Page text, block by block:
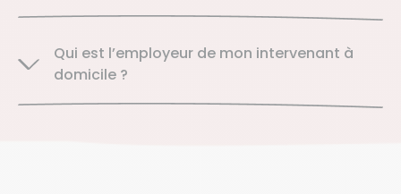
Qui est l’employeur de mon intervenant à
domicile ?